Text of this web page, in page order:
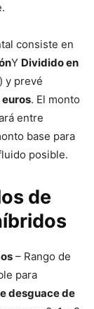
consiste en
Y Dividido en
y prevé
euros. El monto
entre
base para
posible.
de
– Rango de
para
desguace de